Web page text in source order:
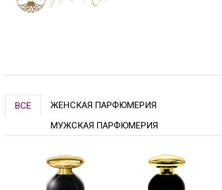
ВСЕ
ЖЕНСКАЯ ПАРФЮМЕРИЯ
МУЖСКАЯ ПАРФЮМЕРИЯ